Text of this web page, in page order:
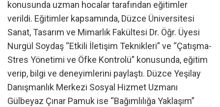
konusunda uzman hocalar tarafından eğitimler
verildi. Eğitimler kapsamında, Düzce Üniversitesi
Sanat, Tasarım ve Mimarlık Fakültesi Dr. Öğr. Üyesi
Nurgül Soydaş “Etkili İletişim Teknikleri” ve “Çatışma-
Stres Yönetimi ve Öfke Kontrolü” konusunda, eğitim
verip, bilgi ve deneyimlerini paylaştı. Düzce Yeşilay
Danışmanlık Merkezi Sosyal Hizmet Uzmanı
Gülbeyaz Çınar Pamuk ise “Bağımlılığa Yaklaşım”